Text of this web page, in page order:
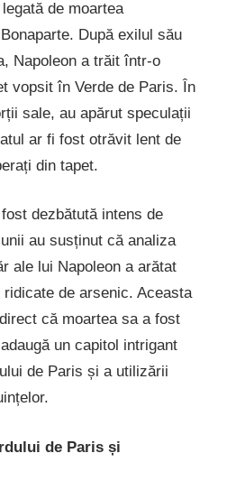
de moartea
După exilul său
Napoleon a trăit într-o
vopsit în Verde de Paris. În
sale, au apărut speculații
ar fi fost otrăvit lent de
din tapet.
dezbătută intens de
au susținut că analiza
ale lui Napoleon a arătat
de arsenic. Aceasta
că moartea sa a fost
un capitol intrigant
de Paris și a utilizării
de Paris și